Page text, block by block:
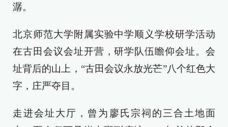
潺。
北京师范大学附属实验中学顺义学校研学活动
在古田会议会址开营，研学队伍瞻仰会址。会
址背后的山上，“古田会议永放光芒”八个红色大
字，庄严夺目。
走进会址大厅，曾为廖氏宗祠的三合土地面